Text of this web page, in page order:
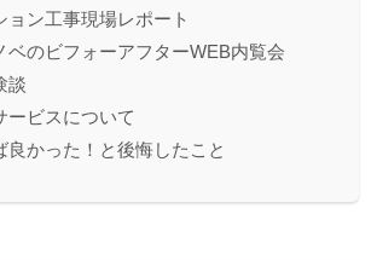
ョン工事現場レポート
ベのビフォーアフターWEB内覧会
談
ービスについて
良かった！と後悔したこと